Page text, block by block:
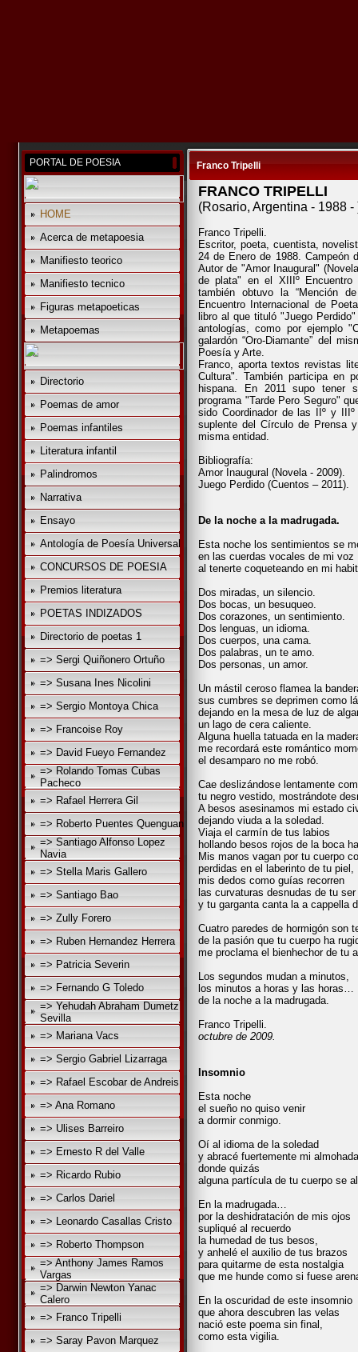
PORTAL DE POESIA
HOME
Acerca de metapoesia
Manifiesto teorico
Manifiesto tecnico
Figuras metapoeticas
Metapoemas
Directorio
Poemas de amor
Poemas infantiles
Literatura infantil
Palindromos
Narrativa
Ensayo
Antología de Poesía Universal
CONCURSOS DE POESIA
Premios literatura
POETAS INDIZADOS
Directorio de poetas 1
=> Sergi Quiñonero Ortuño
=> Susana Ines Nicolini
=> Sergio Montoya Chica
=> Francoise Roy
=> David Fueyo Fernandez
=> Rolando Tomas Cubas
Pacheco
=> Rafael Herrera Gil
=> Roberto Puentes Quenguan
=> Santiago Alfonso Lopez
Navia
=> Stella Maris Gallero
=> Santiago Bao
=> Zully Forero
=> Ruben Hernandez Herrera
=> Patricia Severin
=> Fernando G Toledo
=> Yehudah Abraham Dumetz
Sevilla
=> Mariana Vacs
=> Sergio Gabriel Lizarraga
=> Rafael Escobar de Andreis
=> Ana Romano
=> Ulises Barreiro
=> Ernesto R del Valle
=> Ricardo Rubio
=> Carlos Dariel
=> Leonardo Casallas Cristo
=> Roberto Thompson
=> Anthony James Ramos
Vargas
=> Darwin Newton Yanac
Calero
=> Franco Tripelli
=> Saray Pavon Marquez
Franco Tripelli
FRANCO TRIPELLI
(Rosario, Argentina - 1988 -
Franco Tripelli.
Escritor, poeta, cuentista,
24 de Enero de 1988. Campeón
Autor de "Amor Inaugural"
de plata" en el XIIIº
también obtuvo la “Mención
Encuentro Internacional de
libro al que tituló "Juego
antologías, como por ejemplo
galardón “Oro-Diamante” del
Poesía y Arte.
Franco, aporta textos revistas
Cultura". También participa en
hispana. En 2011 supo tener
programa "Tarde Pero Seguro"
sido Coordinador de las IIº y
suplente del Círculo de Prensa
misma entidad.
Bibliografía:
Amor Inaugural (Novela - 2009).
Juego Perdido (Cuentos – 2011).
De la noche a la madrugada.
Esta noche los sentimientos se
en las cuerdas vocales de mi voz
al tenerte coqueteando en mi
Dos miradas, un silencio.
Dos bocas, un besuqueo.
Dos corazones, un sentimiento.
Dos lenguas, un idioma.
Dos cuerpos, una cama.
Dos palabras, un te amo.
Dos personas, un amor.
Un mástil ceroso flamea la
sus cumbres se deprimen como
dejando en la mesa de luz de
un lago de cera caliente.
Alguna huella tatuada en la
me recordará este romántico
el desamparo no me robó.
Cae deslizándose lentamente
tu negro vestido, mostrándote
A besos asesinamos mi estado
dejando viuda a la soledad.
Viaja el carmín de tus labios
hollando besos rojos de la boca
Mis manos vagan por tu cuerpo
perdidas en el laberinto de tu piel,
mis dedos como guías recorren
las curvaturas desnudas de tu ser
y tu garganta canta la a cappella
Cuatro paredes de hormigón son
de la pasión que tu cuerpo ha
me proclama el bienhechor de tu
Los segundos mudan a minutos,
los minutos a horas y las horas…
de la noche a la madrugada.
Franco Tripelli.
octubre de 2009.
Insomnio
Esta noche
el sueño no quiso venir
a dormir conmigo.
Oí al idioma de la soledad
y abracé fuertemente mi almohada
donde quizás
alguna partícula de tu cuerpo se
En la madrugada…
por la deshidratación de mis ojos
supliqué al recuerdo
la humedad de tus besos,
y anhelé el auxilio de tus brazos
para quitarme de esta nostalgia
que me hunde como si fuese
En la oscuridad de este insomnio
que ahora descubren las velas
nació este poema sin final,
como esta vigilia.